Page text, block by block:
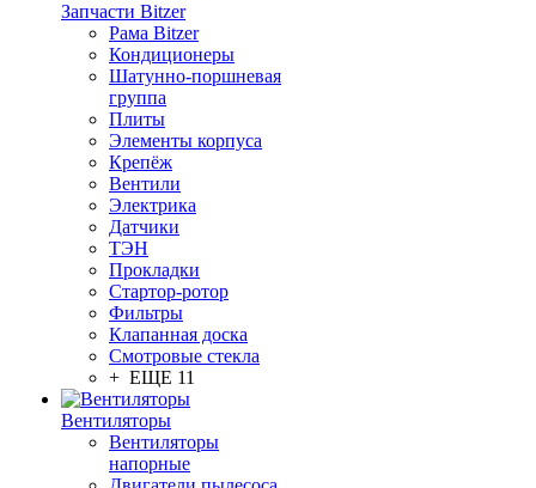
Запчасти Bitzer
Рама Bitzer
Кондиционеры
Шатунно-поршневая
группа
Плиты
Элементы корпуса
Крепёж
Вентили
Электрика
Датчики
ТЭН
Прокладки
Стартор-ротор
Фильтры
Клапанная доска
Смотровые стекла
+ ЕЩЕ 11
Вентиляторы
Вентиляторы
напорные